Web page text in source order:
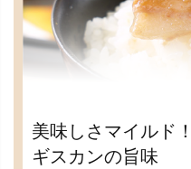
美味しさマイルド
ギスカンの旨味